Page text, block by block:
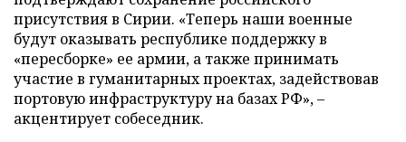
присутствия в Сирии. «Теперь наши военные
будут оказывать республике поддержку в
«пересборке» ее армии, а также принимать
участие в гуманитарных проектах, задействовав
портовую инфраструктуру на базах РФ», –
акцентирует собеседник.